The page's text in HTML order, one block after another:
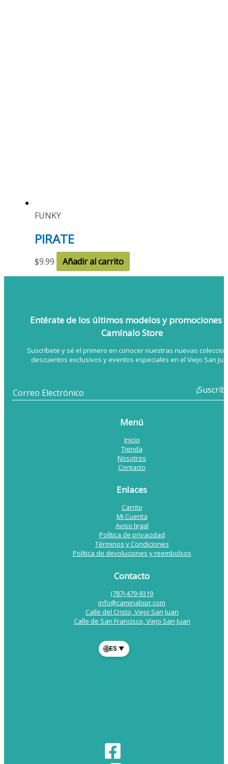
FUNKY
PIRATE
$9.99 Añadir al carrito
Entérate de los últimos modelosy promociones
Camínalo Store
Suscríbete y sé el primero en conocer nuestras nuevas
descuentos exclusivos y eventos especiales en el Viejo San
Menú
Inicio
Tienda
Nosotros
Contacto
Enlaces
Carrito
Mi Cuenta
Aviso legal
Política de privacidad
Términos y Condiciones
Política de devoluciones y reembolsos
Contacto
(787) 479-9319
info@caminalopr.com
Calle del Cristo, Viejo San Juan
Calle de San Francisco, Viejo San Juan
🌐ES ▼